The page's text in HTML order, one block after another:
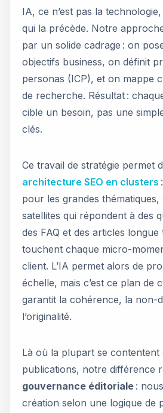
IA, ce n’est pas la
qui la précède. Notre
par un solide cadrage : on
objectifs business, on définit
personas (ICP), et on mappe
de recherche. Résultat :
cible un besoin, pas une
clés.
Ce travail de stratégie permet
architecture SEO en clusters
pour les grandes thématiques,
satellites qui répondent à des
des FAQ et des articles longue
touchent chaque micro-
client. L’IA permet alors de
échelle, mais c’est ce plan de
garantit la cohérence, la non-
l’originalité.
Là où la plupart se contentent
publications, notre différence
gouvernance éditoriale :
création selon une logique de